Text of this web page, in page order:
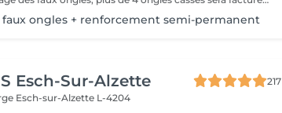
faux ongles + renforcement semi-permanent
Esch-Sur-Alzette
217
Esch-sur-Alzette L-4204